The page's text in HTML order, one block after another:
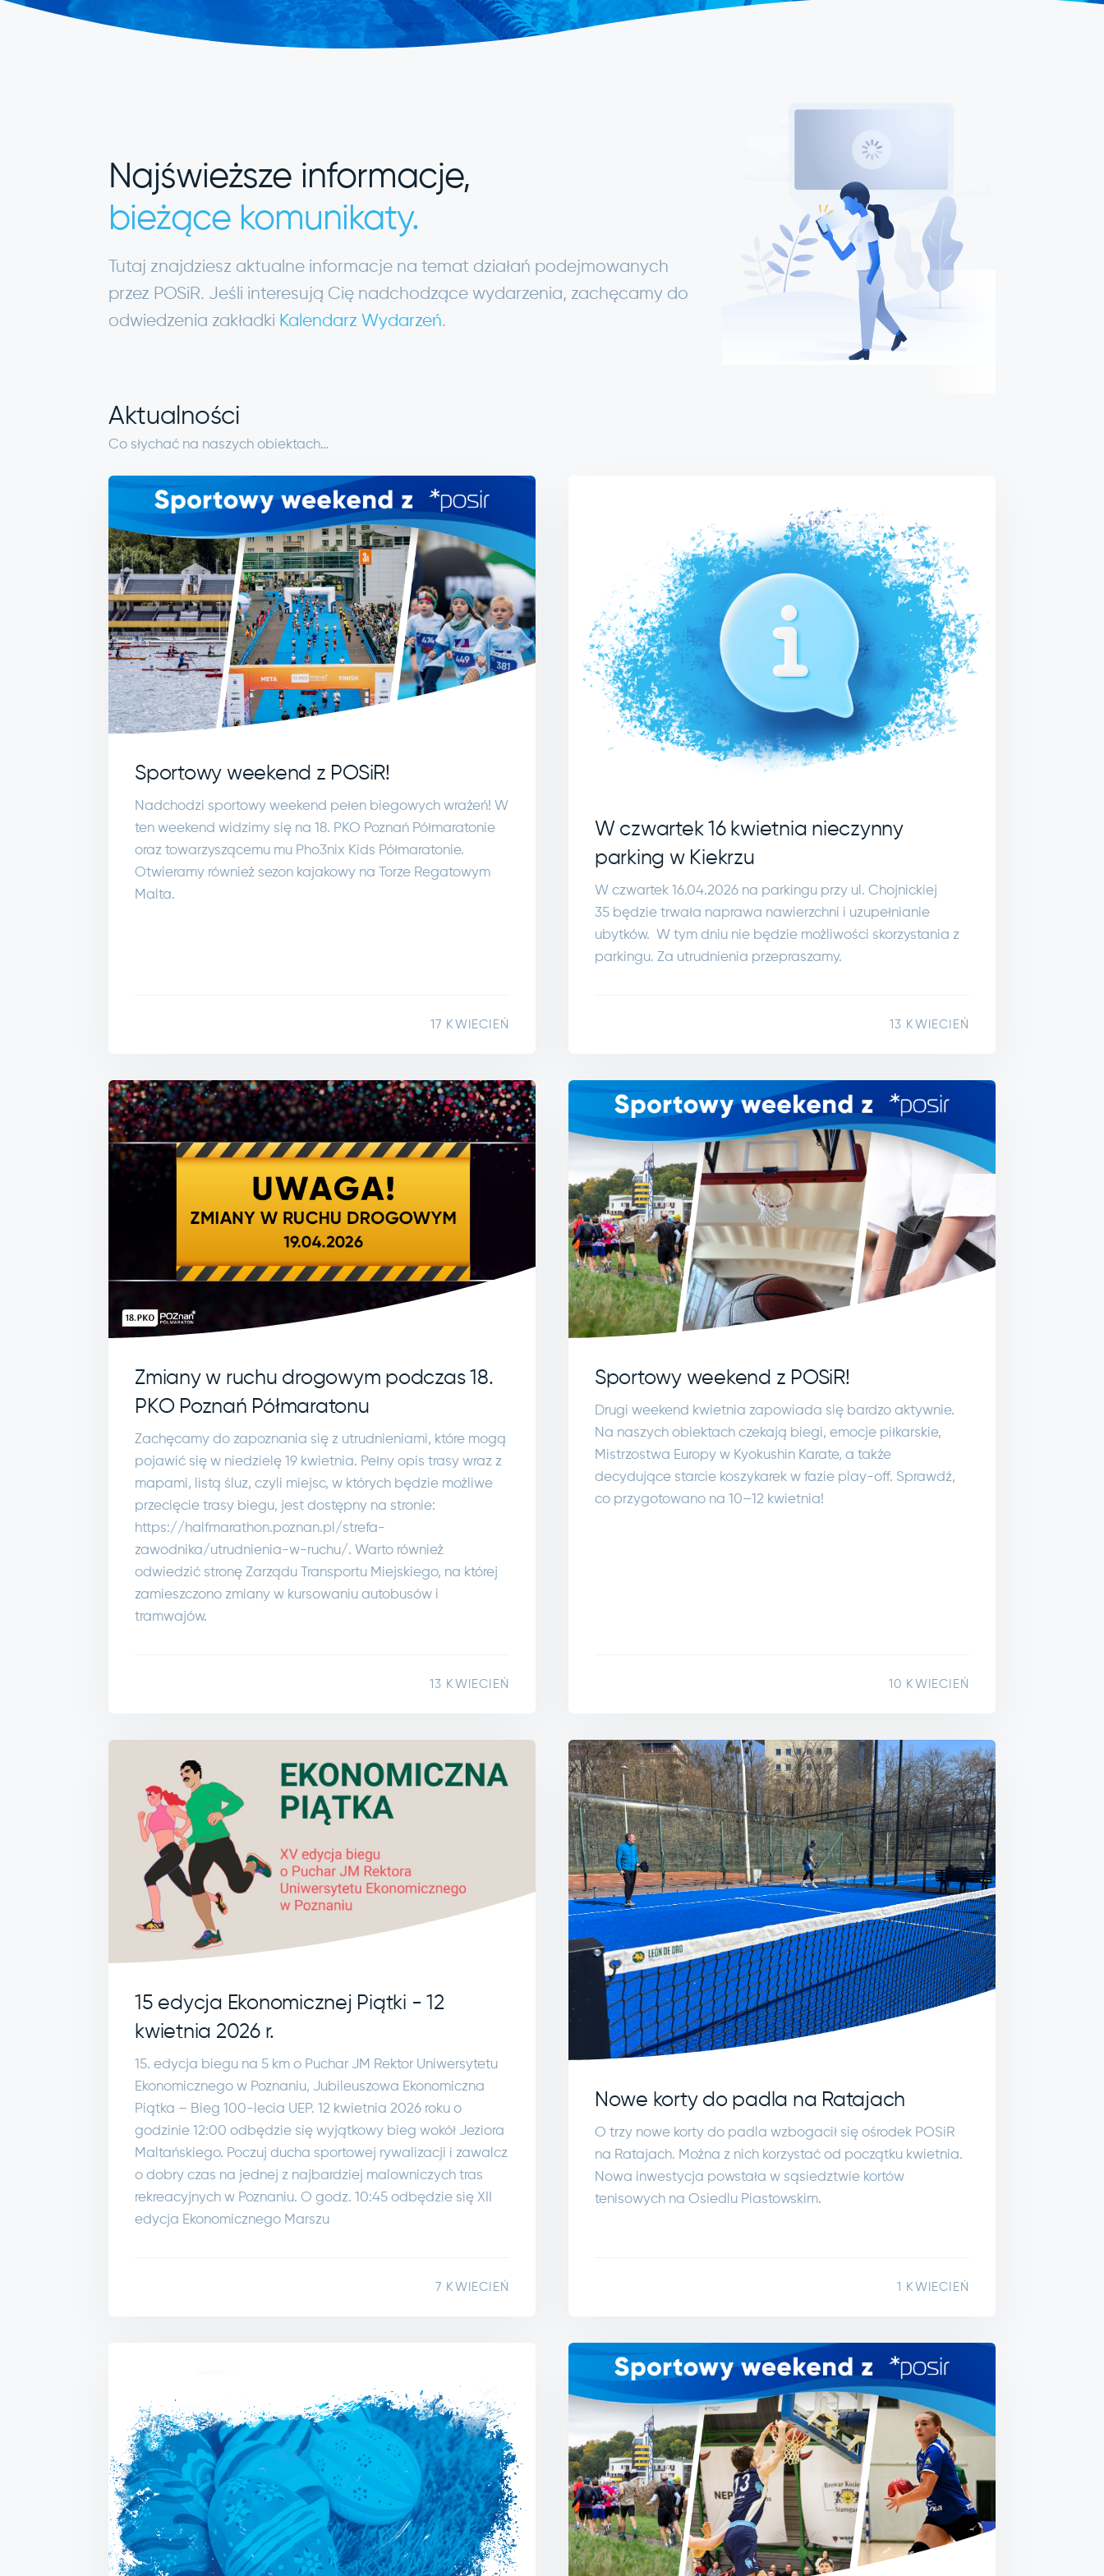
Najświeższe informacje,
bieżące komunikaty.
Tutaj znajdziesz aktualne informacje na temat działań podejmowanych
przez POSiR. Jeśli interesują Cię nadchodzące wydarzenia, zachęcamy do
odwiedzenia zakładki Kalendarz Wydarzeń.
Aktualności
Co słychać na naszych obiektach…
Sportowy weekend z POSiR!
Nadchodzi sportowy weekend pełen biegowych wrażeń! W
ten weekend widzimy się na 18. PKO Poznań Półmaratonie
oraz towarzyszącemu mu Pho3nix Kids Półmaratonie.
Otwieramy również sezon kajakowy na Torze Regatowym
Malta.
17 KWIECIEŃ
W czwartek 16 kwietnia nieczynny
parking w Kiekrzu
W czwartek 16.04.2026 na parkingu przy ul. Chojnickiej
35 będzie trwała naprawa nawierzchni i uzupełnianie
ubytków. W tym dniu nie będzie możliwości skorzystania z
parkingu. Za utrudnienia przepraszamy.
13 KWIECIEŃ
Zmiany w ruchu drogowym podczas 18.
PKO Poznań Półmaratonu
Zachęcamy do zapoznania się z utrudnieniami, które mogą
pojawić się w niedzielę 19 kwietnia. Pełny opis trasy wraz z
mapami, listą śluz, czyli miejsc, w których będzie możliwe
przecięcie trasy biegu, jest dostępny na stronie:
https://halfmarathon.poznan.pl/strefa-
zawodnika/utrudnienia-w-ruchu/. Warto również
odwiedzić stronę Zarządu Transportu Miejskiego, na której
zamieszczono zmiany w kursowaniu autobusów i
tramwajów.
13 KWIECIEŃ
Sportowy weekend z POSiR!
Drugi weekend kwietnia zapowiada się bardzo aktywnie.
Na naszych obiektach czekają biegi, emocje piłkarskie,
Mistrzostwa Europy w Kyokushin Karate, a także
decydujące starcie koszykarek w fazie play-off. Sprawdź,
co przygotowano na 10–12 kwietnia!
10 KWIECIEŃ
15 edycja Ekonomicznej Piątki - 12
kwietnia 2026 r.
15. edycja biegu na 5 km o Puchar JM Rektor Uniwersytetu
Ekonomicznego w Poznaniu, Jubileuszowa Ekonomiczna
Piątka – Bieg 100-lecia UEP. 12 kwietnia 2026 roku o
godzinie 12:00 odbędzie się wyjątkowy bieg wokół Jeziora
Maltańskiego. Poczuj ducha sportowej rywalizacji i zawalcz
o dobry czas na jednej z najbardziej malowniczych tras
rekreacyjnych w Poznaniu. O godz. 10:45 odbędzie się XII
edycja Ekonomicznego Marszu
7 KWIECIEŃ
Nowe korty do padla na Ratajach
O trzy nowe korty do padla wzbogacił się ośrodek POSiR
na Ratajach. Można z nich korzystać od początku kwietnia.
Nowa inwestycja powstała w sąsiedztwie kortów
tenisowych na Osiedlu Piastowskim.
1 KWIECIEŃ